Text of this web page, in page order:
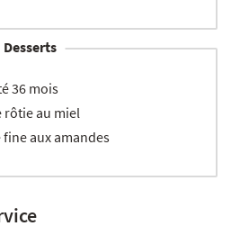
Desserts
36 mois
rôtie au miel
fine aux amandes